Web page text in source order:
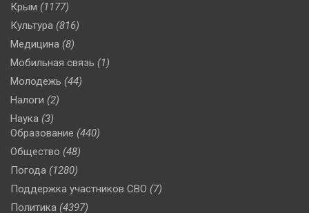
Крым (1177)
Культура (816)
Медицина (8)
Мобильная связь (1)
Молодежь (44)
Налоги (2)
Наука (3)
Образование (440)
Общество (48)
Погода (1280)
Поддержка участников СВО (7)
Политика (4397)